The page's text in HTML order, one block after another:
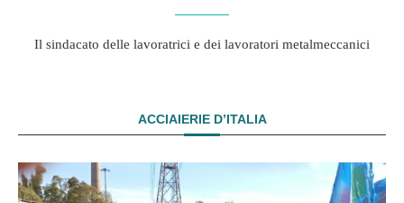
Il sindacato delle lavoratrici e dei lavoratori metalmeccanici
ACCIAIERIE D’ITALIA